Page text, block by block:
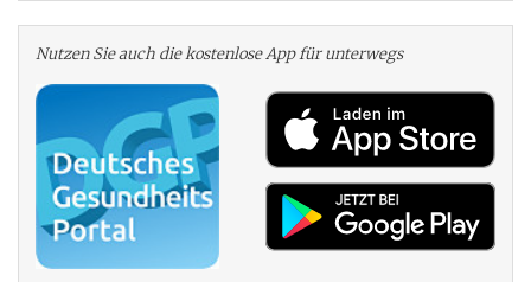
Nutzen Sie auch die kosten­lose App für unterwegs